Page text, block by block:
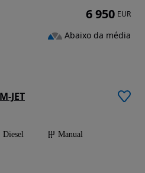
JET
Diesel
Manual
6 950 EUR
Abaixo da média